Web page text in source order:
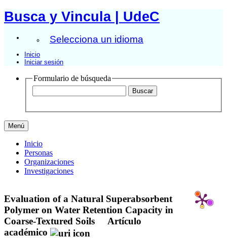
Busca y Vincula | UdeC
Selecciona un idioma
Inicio
Iniciar sesión
Formulario de búsqueda
Menú
Inicio
Personas
Organizaciones
Investigaciones
Evaluation of a Natural Superabsorbent
Polymer on Water Retention Capacity in
Coarse-Textured Soils
Artículo
académico